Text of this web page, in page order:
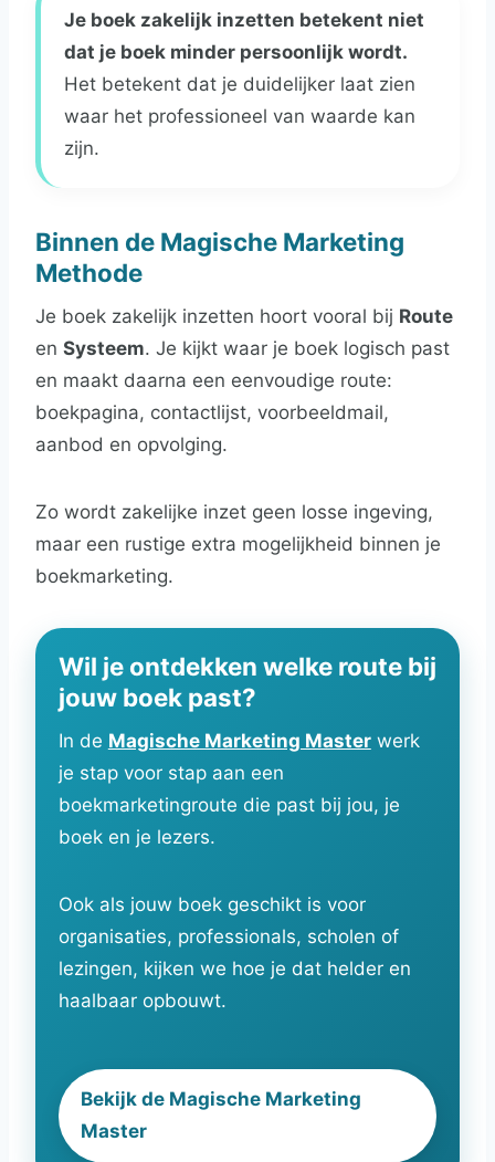
Je boek zakelijk inzetten betekent niet
dat je boek minder persoonlijk wordt.
Het betekent dat je duidelijker laat zien
waar het professioneel van waarde kan
zijn.
Binnen de Magische Marketing
Methode
Je boek zakelijk inzetten hoort vooral bij Route
en Systeem. Je kijkt waar je boek logisch past
en maakt daarna een eenvoudige route:
boekpagina, contactlijst, voorbeeldmail,
aanbod en opvolging.
Zo wordt zakelijke inzet geen losse ingeving,
maar een rustige extra mogelijkheid binnen je
boekmarketing.
Wil je ontdekken welke route bij
jouw boek past?
In de Magische Marketing Masterwerk
je stap voor stap aan een
boekmarketingroute die past bij jou, je
boek en je lezers.
Ook als jouw boek geschikt is voor
organisaties, professionals, scholen of
lezingen, kijken we hoe je dat helder en
haalbaar opbouwt.
Bekijk de Magische Marketing
Master